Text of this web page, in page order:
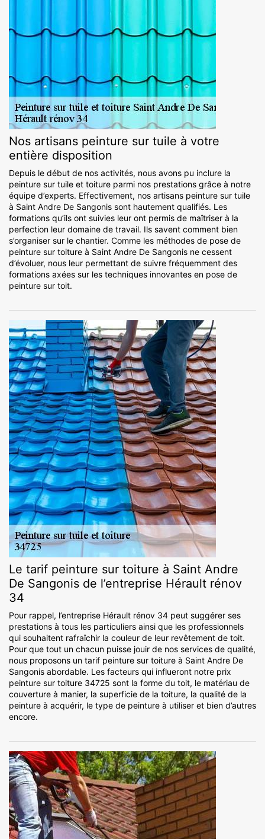
Nos artisans peinture sur tuile à votre
entière disposition
Depuis le début de nos activités, nous avons pu inclure la
peinture sur tuile et toiture parmi nos prestations grâce à notre
équipe d’experts. Effectivement, nos artisans peinture sur tuile
à Saint Andre De Sangonis sont hautement qualifiés. Les
formations qu’ils ont suivies leur ont permis de maîtriser à la
perfection leur domaine de travail. Ils savent comment bien
s’organiser sur le chantier. Comme les méthodes de pose de
peinture sur toiture à Saint Andre De Sangonis ne cessent
d’évoluer, nous leur permettant de suivre fréquemment des
formations axées sur les techniques innovantes en pose de
peinture sur toit.
Le tarif peinture sur toiture à Saint Andre
De Sangonis de l’entreprise Hérault rénov
34
Pour rappel, l’entreprise Hérault rénov 34 peut suggérer ses
prestations à tous les particuliers ainsi que les professionnels
qui souhaitent rafraîchir la couleur de leur revêtement de toit.
Pour que tout un chacun puisse jouir de nos services de qualité,
nous proposons un tarif peinture sur toiture à Saint Andre De
Sangonis abordable. Les facteurs qui influeront notre prix
peinture sur toiture 34725 sont la forme du toit, le matériau de
couverture à manier, la superficie de la toiture, la qualité de la
peinture à acquérir, le type de peinture à utiliser et bien d’autres
encore.